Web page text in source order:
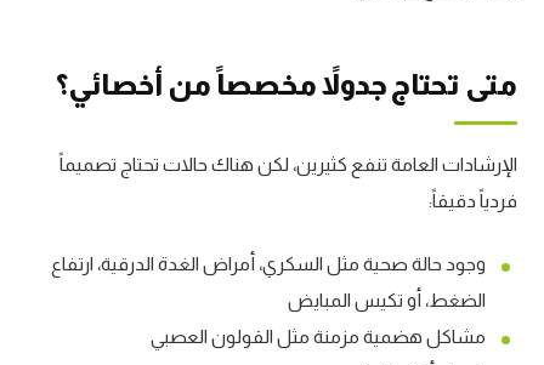
متى تحتاج جدولاً مخصصاً من أخصائي؟
الإرشادات العامة تنفع كثيرين، لكن هناك حالات تحتاج تصميماً
فردياً دقيقاً:
وجود حالة صحية مثل السكري، أمراض الغدة الدرقية، ارتفاع
الضغط، أو تكيس المبايض
مشاكل هضمية مزمنة مثل القولون العصبي